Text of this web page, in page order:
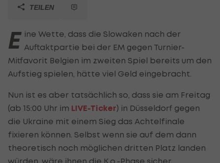
TEILEN
E ine Wette, dass die Slowaken nach der
Auftaktpartie bei der EM gegen Turnier-
Mitfavorit Belgien im zweiten Spiel bereits um den
Aufstieg spielen, hätte viel Geld eingebracht.
Nun ist es aber tatsächlich so, dass sie am Freitag
(ab 15:00 Uhr im LIVE-Ticker) in Düsseldorf gegen
die Ukraine mit einem Sieg das Achtelfinale
fixieren können. Selbst wenn sie auf dem dann
theoretisch noch möglichen dritten Platz landen
würden, wäre ihnen die K.o.-Phase sicher.